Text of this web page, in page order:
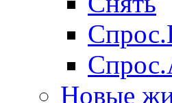
Новые